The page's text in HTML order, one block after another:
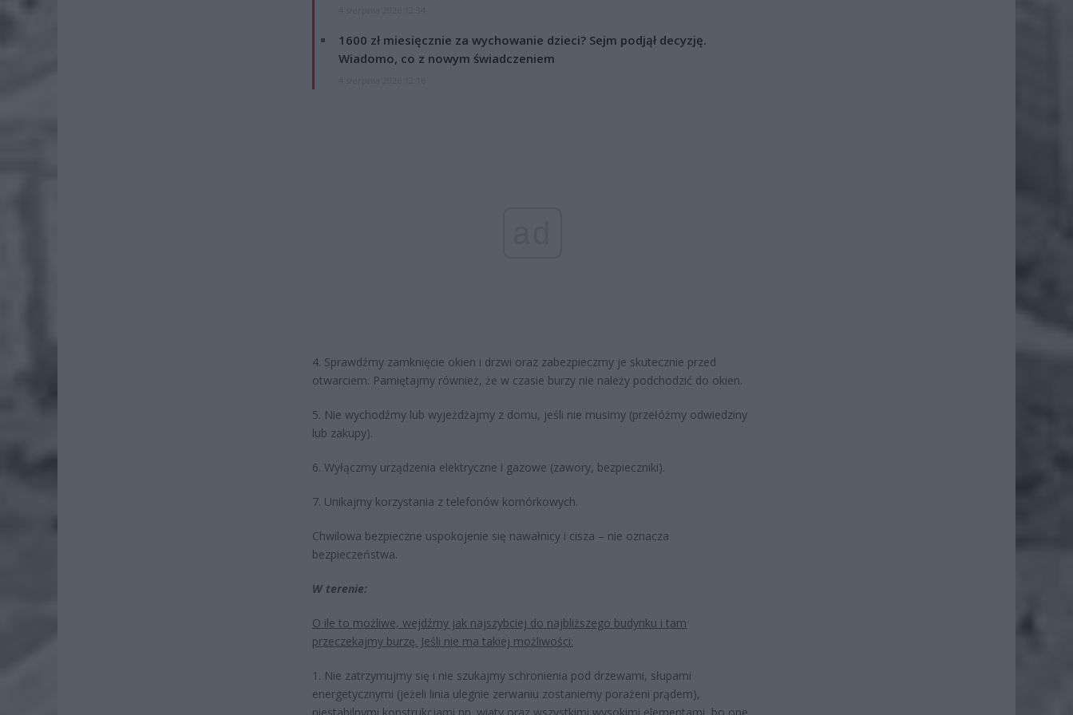
1600 zł miesięcznie za wychowanie dzieci? Sejm podjął decyzję.
Wiadomo, co z nowym świadczeniem
4. Sprawdźmy zamknięcie okien i drzwi oraz zabezpieczmy je skutecznie przed
otwarciem. Pamiętajmy również, że w czasie burzy nie należy podchodzić do okien.
5. Nie wychodźmy lub wyjeżdżajmy z domu, jeśli nie musimy (przełóżmy odwiedziny
lub zakupy).
6. Wyłączmy urządzenia elektryczne i gazowe (zawory, bezpieczniki).
7. Unikajmy korzystania z telefonów komórkowych.
Chwilowa bezpieczne uspokojenie się nawałnicy i cisza – nie oznacza
bezpieczeństwa.
W terenie:
O ile to możliwe, wejdźmy jak najszybciej do najbliższego budynku i tam
przeczekajmy burzę. Jeśli nie ma takiej możliwości:
1. Nie zatrzymujmy się i nie szukajmy schronienia pod drzewami, słupami
energetycznymi (jeżeli linia ulegnie zerwaniu zostaniemy porażeni prądem),